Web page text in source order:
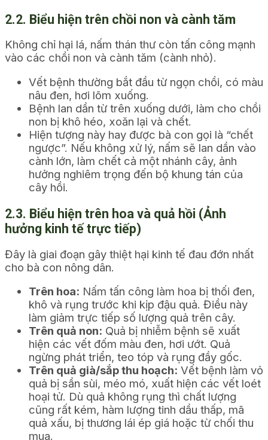
2.2. Biểu hiện trên chồi non và cành tăm
Không chỉ hại lá, nấm thán thư còn tấn công mạnh
vào các chồi non và cành tăm (cành nhỏ).
Vết bệnh thường bắt đầu từ ngọn chồi, có màu
nâu đen, hơi lõm xuống.
Bệnh lan dần từ trên xuống dưới, làm cho chồi
non bị khô héo, xoăn lại và chết.
Hiện tượng này hay được bà con gọi là “chết
ngược”. Nếu không xử lý, nấm sẽ lan dần vào
cành lớn, làm chết cả một nhánh cây, ảnh
hưởng nghiêm trọng đến bộ khung tán của
cây hồi.
2.3. Biểu hiện trên hoa và quả hồi (Ảnh
hưởng kinh tế trực tiếp)
Đây là giai đoạn gây thiệt hại kinh tế đau đớn nhất
cho bà con nông dân.
Trên hoa: Nấm tấn công làm hoa bị thối đen,
khô và rụng trước khi kịp đậu quả. Điều này
làm giảm trực tiếp số lượng quả trên cây.
Trên quả non: Quả bị nhiễm bệnh sẽ xuất
hiện các vết đốm màu đen, hơi ướt. Quả
ngừng phát triển, teo tóp và rụng đầy gốc.
Trên quả già/sắp thu hoạch: Vết bệnh làm vỏ
quả bị sần sùi, méo mó, xuất hiện các vết loét
hoại tử. Dù quả không rụng thì chất lượng
cũng rất kém, hàm lượng tinh dầu thấp, mã
quả xấu, bị thương lái ép giá hoặc từ chối thu
mua.